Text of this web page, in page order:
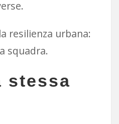
resilienza urbana:
squadra.
stessa